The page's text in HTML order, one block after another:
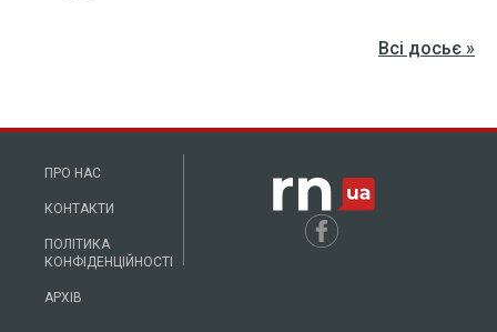
Всі досьє »
ПРО НАС
КОНТАКТИ
ПОЛІТИКА
КОНФІДЕНЦІЙНОСТІ
АРХІВ